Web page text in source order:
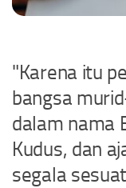
"Karena itu
bangsa
dalam nama
Kudus, dan
segala